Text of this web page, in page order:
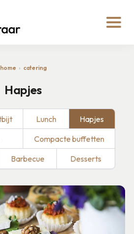
home catering
Hapjes
Lunch
Hapjes
Compacte buffetten
Barbecue Desserts